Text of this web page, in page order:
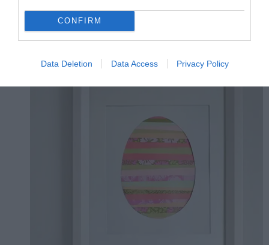
CONFIRM
Data Deletion Data Access Privacy Policy